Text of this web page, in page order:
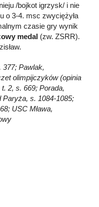
/bojkot igrzysk/ i nie
o 3-4. msc zwyciężyła
czasie gry wynik
medal (zw. ZSRR).
377; Pawlak,
olimpijczyków (opinia
2, s. 669; Porada,
s. 1084-1085;
USC Mława,